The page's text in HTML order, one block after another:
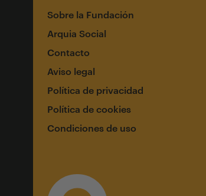
Sobre la Fundación
Arquia Social
Contacto
Aviso legal
Política de privacidad
Política de cookies
Condiciones de uso